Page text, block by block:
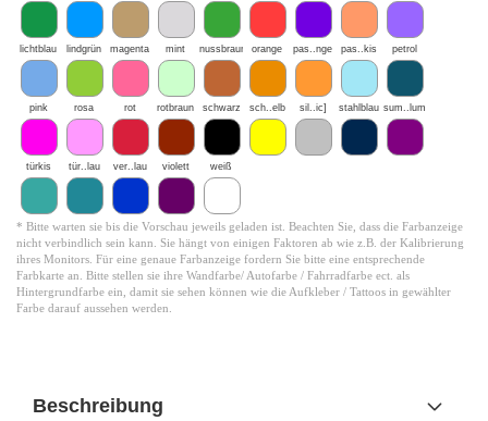
lichtblau lindgrün magenta mint nussbraun orange pas..nge pas..kis petrol
pink rosa rot rotbraun schwarz sch..elb sil..ic] stahlblau sum..lum
türkis tür..lau ver..lau violett weiß
* Bitte warten sie bis die Vorschau jeweils geladen ist. Beachten Sie, dass die Farbanzeige
nicht verbindlich sein kann. Sie hängt von einigen Faktoren ab wie z.B. der Kalibrierung
ihres Monitors. Für eine genaue Farbanzeige fordern Sie bitte eine entsprechende
Farbkarte an. Bitte stellen sie ihre Wandfarbe/ Autofarbe / Fahrradfarbe ect. als
Hintergrundfarbe ein, damit sie sehen können wie die Aufkleber / Tattoos in gewählter
Farbe darauf aussehen werden.
Beschreibung